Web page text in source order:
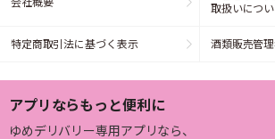
取扱いにつ
特定商取引法に基づく表示 酒類販売管
アプリならもっと便利に
ゆめデリバリー専用アプリなら、